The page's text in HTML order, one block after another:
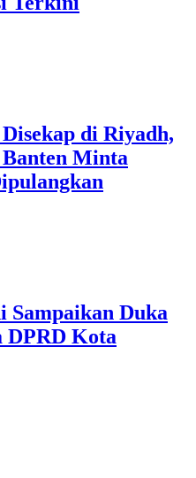
di Riyadh,
Minta
Sampaikan Duka
DPRD Kota